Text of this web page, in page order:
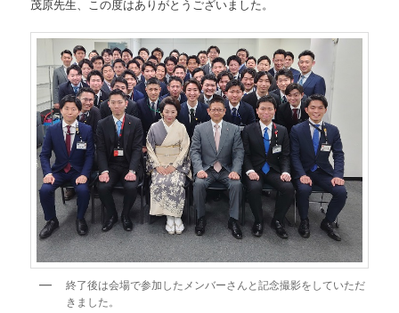
茂原先生、この度はありがとうございました。
終了後は会場で参加したメンバーさんと記念撮影をしていただ
きました。